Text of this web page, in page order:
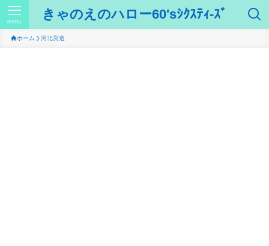
きゃのえのハロー60'sｼｸｽﾃｨ-ｽﾞ
menu
ホーム 河北良造